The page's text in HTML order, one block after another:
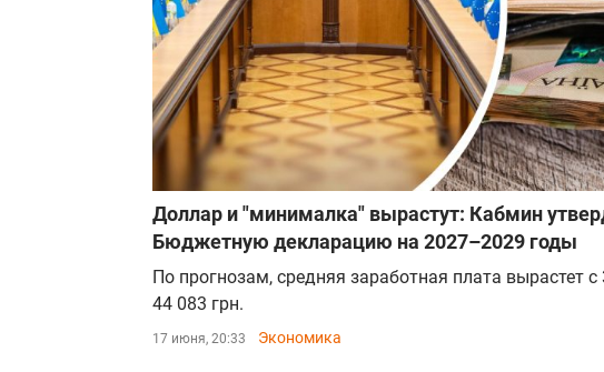
Доллар и "минималка" вырастут: Кабмин
Бюджетную декларацию на 2027–2029 годы
По прогнозам, средняя заработная плата вырастет с
44 083 грн.
17 июня, 20:33 Экономика